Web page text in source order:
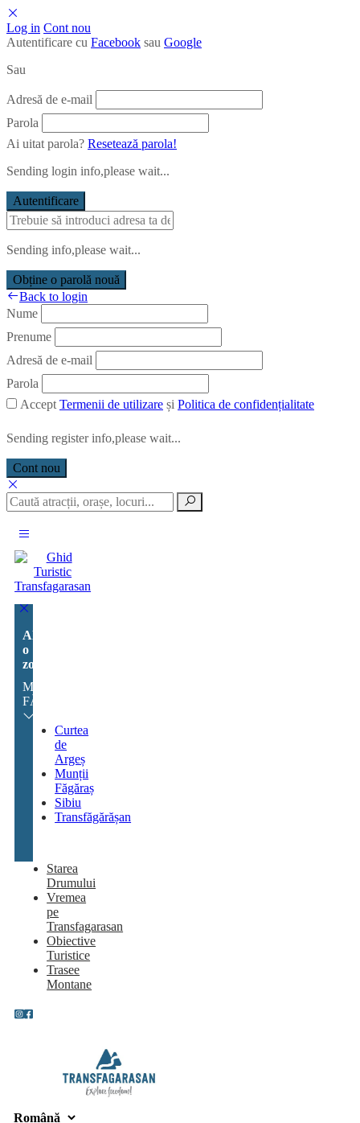
Log in Cont nou
Autentificare cu Facebook sau Google
Sau
Adresă de e-mail
Parola
Ai uitat parola? Resetează parola!
Sending login info,please wait...
Autentificare
Sending info,please wait...
Obține o parolă nouă
Back to login
Nume
Prenume
Adresă de e-mail
Parola
Accept Termenii de utilizare și Politica de confidențialitate
Sending register info,please wait...
Cont nou
Alege
o
zonă:
MUNȚII
FĂGĂRAȘ
Curtea
de
Argeș
Munții
Făgăraș
Sibiu
Transfăgărășan
Starea
Drumului
Vremea
pe
Transfagarasan
Obiective
Turistice
Trasee
Montane